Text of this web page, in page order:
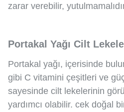
zarar verebilir,
Portakal Yağı Cilt
Portakal yağı, içerisinde
gibi C vitamini çeşitleri ve
sayesinde cilt lekelerinin
yardımcı olabilir. cek doğal